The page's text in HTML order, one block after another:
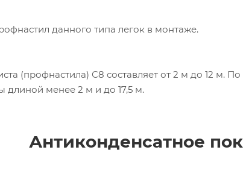
данного типа легок в монтаже.
(профнастила) С8 составляет от 2 м до 12 м.
длиной менее 2 м и до 17,5 м.
Антиконденсатное